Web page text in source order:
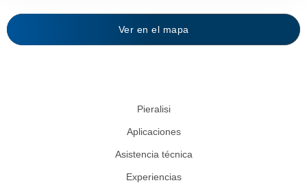
Ver en el mapa
Pieralisi
Aplicaciones
Asistencia técnica
Experiencias